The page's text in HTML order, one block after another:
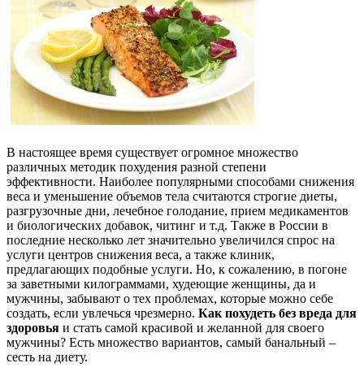
В настоящее время существует огромное множество
различных методик похудения разной степени
эффективности. Наиболее популярными способами снижения
веса и уменьшение объемов тела считаются строгие диеты,
разгрузочные дни, лечебное голодание, прием медикаментов
и биологических добавок, читинг и т.д. Также в России в
последние несколько лет значительно увеличился спрос на
услуги центров снижения веса, а также клиник,
предлагающих подобные услуги. Но, к сожалению, в погоне
за заветными килограммами, худеющие женщины, да и
мужчины, забывают о тех проблемах, которые можно себе
создать, если увлечься чрезмерно. Как похудеть без вреда для
здоровья и стать самой красивой и желанной для своего
мужчины? Есть множество вариантов, самый банальный –
сесть на диету.